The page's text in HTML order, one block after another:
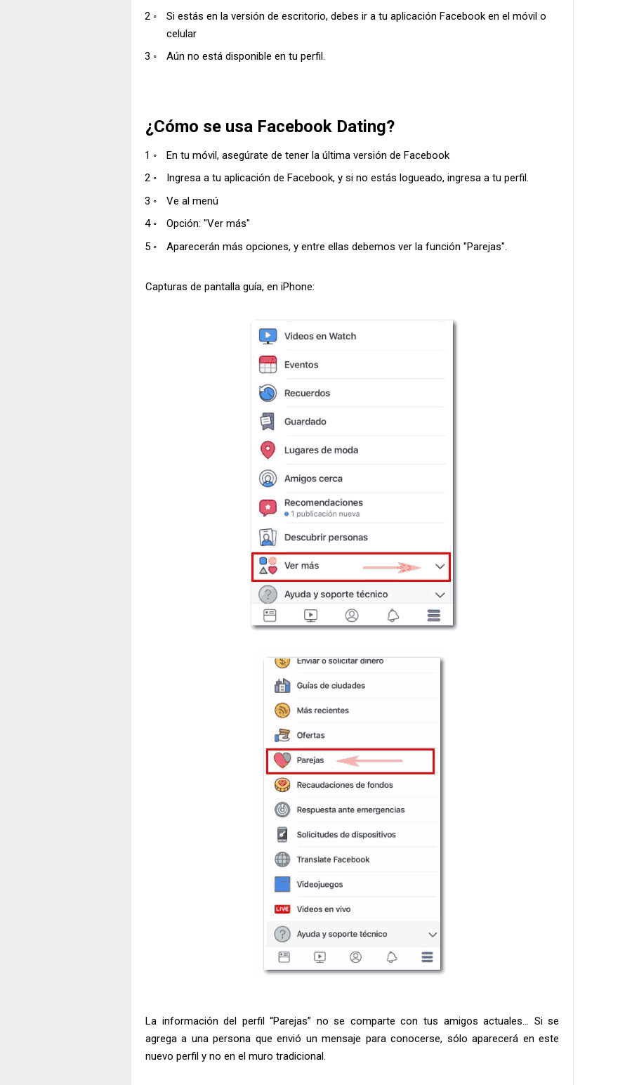
Si estás en la versión de escritorio, debes ir a tu aplicación Facebook en el móvil o
celular
Aún no está disponible en tu perfil.
¿Cómo se usa Facebook Dating?
En tu móvil, asegúrate de tener la última versión de Facebook
Ingresa a tu aplicación de Facebook, y si no estás logueado, ingresa a tu perfil.
Ve al menú
Opción: "Ver más"
Aparecerán más opciones, y entre ellas debemos ver la función "Parejas".
Capturas de pantalla guía, en iPhone:
La información del perfil “Parejas” no se comparte con tus amigos actuales... Si se
agrega a una persona que envió un mensaje para conocerse, sólo aparecerá en este
nuevo perfil y no en el muro tradicional.